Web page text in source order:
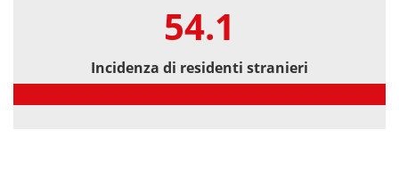
54.1
Incidenza di residenti stranieri